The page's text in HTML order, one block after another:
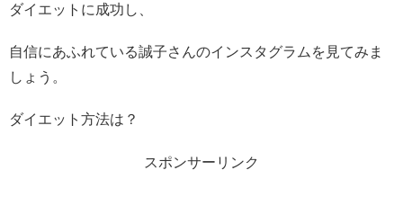
ダイエットに成功し、
自信にあふれている誠子さんのインスタグラムを見てみま
しょう。
ダイエット方法は？
スポンサーリンク